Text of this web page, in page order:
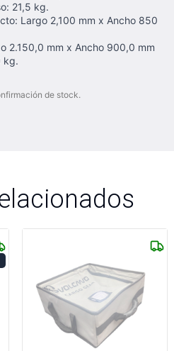
21,5 kg.
Largo 2,100 mm x Ancho 850
2.150,0 mm x Ancho 900,0 mm
kg.
de stock.